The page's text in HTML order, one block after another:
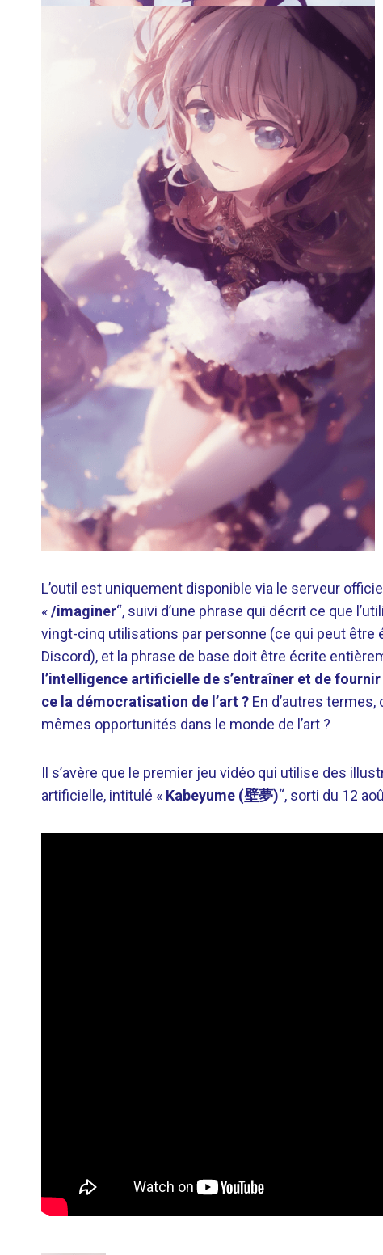
L’outil est uniquement disponible via le serveur
«/imaginer“, suivi d’une phrase qui décrit ce que
vingt-cinq utilisations par personne (ce qui peut
Discord), et la phrase de base doit être écrite
l’intelligence artificielle de s’entraîner et de
ce la démocratisation de l’art ? En d’autres
mêmes opportunités dans le monde de l’art ?
Il s’avère que le premier jeu vidéo qui utilise des
artificielle, intitulé « Kabeyume (壁夢)“, sorti du 12